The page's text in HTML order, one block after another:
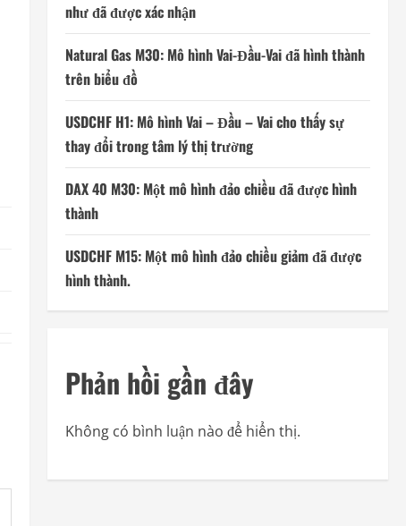
như đã được xác nhận
Natural Gas M30: Mô hình Vai-Đầu-Vai đã hình thành
trên biểu đồ
USDCHF H1: Mô hình Vai – Đầu – Vai cho thấy sự
thay đổi trong tâm lý thị trường
DAX 40 M30: Một mô hình đảo chiều đã được hình
thành
USDCHF M15: Một mô hình đảo chiều giảm đã được
hình thành.
Phản hồi gần đây
Không có bình luận nào để hiển thị.